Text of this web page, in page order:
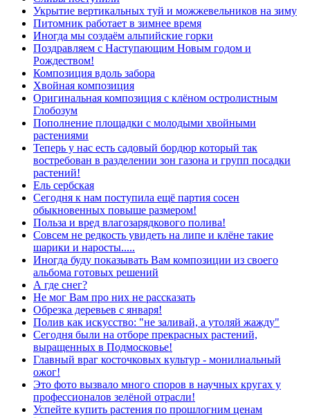
Укрытие вертикальных туй и можжевельников на зиму
Питомник работает в зимнее время
Иногда мы создаём альпийские горки
Поздравляем с Наступающим Новым годом и
Рождеством!
Композиция вдоль забора
Хвойная композиция
Оригинальная композиция с клёном остролистным
Глобозум
Пополнение площадки с молодыми хвойными
растениями
Теперь у нас есть садовый бордюр который так
востребован в разделении зон газона и групп посадки
растений!
Ель сербская
Сегодня к нам поступила ещё партия сосен
обыкновенных повыше размером!
Польза и вред влагозарядкового полива!
Совсем не редкость увидеть на липе и клёне такие
шарики и наросты.....
Иногда буду показывать Вам композиции из своего
альбома готовых решений
А где снег?
Не мог Вам про них не рассказать
Обрезка деревьев с января!
Полив как искусство: "не заливай, а утоляй жажду"
Сегодня были на отборе прекрасных растений,
выращенных в Подмосковье!
Главный враг косточковых культур - монилиальный
ожог!
Это фото вызвало много споров в научных кругах у
профессионалов зелёной отрасли!
Успейте купить растения по прошлогним ценам